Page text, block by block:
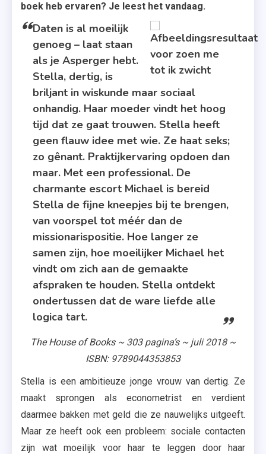
,
Ik
boek heb ervaren? Je leest het vandaag.
Daten is al moeilijk
genoeg – laat staan
als je Asperger hebt.
Stella, dertig, is
briljant in wiskunde maar sociaal
onhandig. Haar moeder vindt het hoog
tijd dat ze gaat trouwen. Stella heeft
geen flauw idee met wie. Ze haat seks;
zo gênant. Praktijkervaring opdoen dan
maar. Met een professional. De
charmante escort Michael is bereid
Stella de fijne kneepjes bij te brengen,
van voorspel tot méér dan de
missionarispositie. Hoe langer ze
samen zijn, hoe moeilijker Michael het
vindt om zich aan de gemaakte
afspraken te houden. Stella ontdekt
ondertussen dat de ware liefde alle
logica tart.
The House of Books ~ 303 pagina’s ~ juli 2018 ~
ISBN: 9789044353853
Stella is een ambitieuze jonge vrouw van dertig. Ze
maakt sprongen als econometrist en verdient
daarmee bakken met geld die ze nauwelijks uitgeeft.
Maar ze heeft ook een probleem: sociale contacten
zijn wat moeilijk voor haar te leggen door haar